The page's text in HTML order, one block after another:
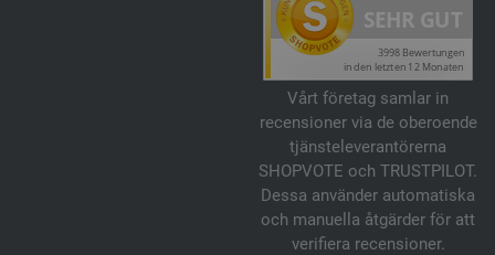
Vårt företag samlar in
recensioner via de oberoende
tjänsteleverantörerna
SHOPVOTE och TRUSTPILOT.
Dessa använder automatiska
och manuella åtgärder för att
verifiera recensioner.